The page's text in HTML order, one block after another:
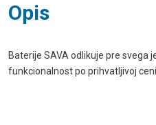
Opis
Baterije SAVA odlikuje pre svega
funkcionalnost po prihvatljivoj